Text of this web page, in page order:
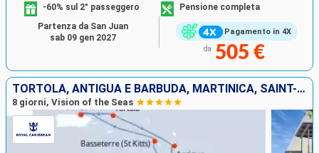
Pagamento in 4X
-60% sul 2° passeggero
Pensione completa
da 505 €
Partenza da San Juan
sab 09 gen 2027
TORTOLA, ANTIGUA E BARBUDA, MARTINICA, SAINT-VINCENT E LE GRENADINE, SAN CRISTOFORO E NEVIS, PORTORICO
8 giorni, Vision of the Seas